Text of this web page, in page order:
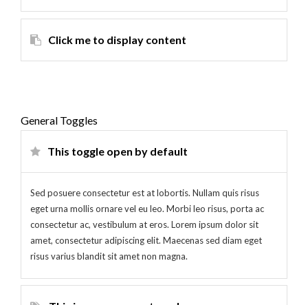
Click me to display content
General Toggles
This toggle open by default
Sed posuere consectetur est at lobortis. Nullam quis risus
eget urna mollis ornare vel eu leo. Morbi leo risus, porta ac
consectetur ac, vestibulum at eros. Lorem ipsum dolor sit
amet, consectetur adipiscing elit. Maecenas sed diam eget
risus varius blandit sit amet non magna.